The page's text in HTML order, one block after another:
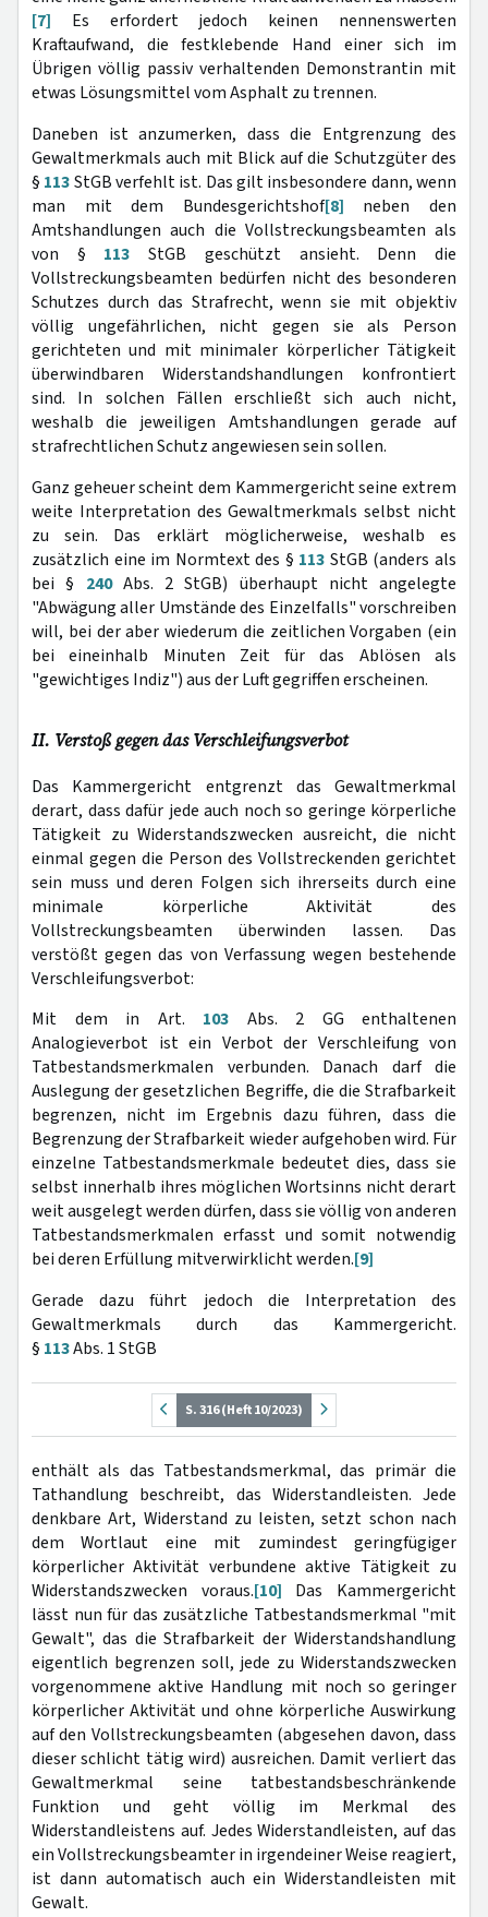
[7] Es erfordert jedoch keinen nennenswerten
Kraftaufwand, die festklebende Hand einer sich im
Übrigen völlig passiv verhaltenden Demonstrantin mit
etwas Lösungsmittel vom Asphalt zu trennen.
Daneben ist anzumerken, dass die Entgrenzung des
Gewaltmerkmals auch mit Blick auf die Schutzgüter des
§ 113StGB verfehlt ist. Das gilt insbesondere dann, wenn
man mit dem Bundesgerichtshof[8] neben den
Amtshandlungen auch die Vollstreckungsbeamten als
von § 113 StGB geschützt ansieht. Denn die
Vollstreckungsbeamten bedürfen nicht des besonderen
Schutzes durch das Strafrecht, wenn sie mit objektiv
völlig ungefährlichen, nicht gegen sie als Person
gerichteten und mit minimaler körperlicher Tätigkeit
überwindbaren Widerstandshandlungen konfrontiert
sind. In solchen Fällen erschließt sich auch nicht,
weshalb die jeweiligen Amtshandlungen gerade auf
strafrechtlichen Schutz angewiesen sein sollen.
Ganz geheuer scheint dem Kammergericht seine extrem
weite Interpretation des Gewaltmerkmals selbst nicht
zu sein. Das erklärt möglicherweise, weshalb es
zusätzlich eine im Normtext des § 113 StGB (anders als
bei § 240Abs. 2 StGB) überhaupt nicht angelegte
"Abwägung aller Umstände des Einzelfalls" vorschreiben
will, bei der aber wiederum die zeitlichen Vorgaben (ein
bei eineinhalb Minuten Zeit für das Ablösen als
"gewichtiges Indiz") aus der Luft gegriffen erscheinen.
II. Verstoß gegen das Verschleifungsverbot
Das Kammergericht entgrenzt das Gewaltmerkmal
derart, dass dafür jede auch noch so geringe körperliche
Tätigkeit zu Widerstandszwecken ausreicht, die nicht
einmal gegen die Person des Vollstreckenden gerichtet
sein muss und deren Folgen sich ihrerseits durch eine
minimale körperliche Aktivität des
Vollstreckungsbeamten überwinden lassen. Das
verstößt gegen das von Verfassung wegen bestehende
Verschleifungsverbot:
Mit dem in Art. 103 Abs. 2 GG enthaltenen
Analogieverbot ist ein Verbot der Verschleifung von
Tatbestandsmerkmalen verbunden. Danach darf die
Auslegung der gesetzlichen Begriffe, die die Strafbarkeit
begrenzen, nicht im Ergebnis dazu führen, dass die
Begrenzung der Strafbarkeit wieder aufgehoben wird. Für
einzelne Tatbestandsmerkmale bedeutet dies, dass sie
selbst innerhalb ihres möglichen Wortsinns nicht derart
weit ausgelegt werden dürfen, dass sie völlig von anderen
Tatbestandsmerkmalen erfasst und somit notwendig
bei deren Erfüllung mitverwirklicht werden.[9]
Gerade dazu führt jedoch die Interpretation des
Gewaltmerkmals durch das Kammergericht.
§ 113Abs. 1 StGB
S. 316 (Heft 10/2023)
enthält als das Tatbestandsmerkmal, das primär die
Tathandlung beschreibt, das Widerstandleisten. Jede
denkbare Art, Widerstand zu leisten, setzt schon nach
dem Wortlaut eine mit zumindest geringfügiger
körperlicher Aktivität verbundene aktive Tätigkeit zu
Widerstandszwecken voraus.[10] Das Kammergericht
lässt nun für das zusätzliche Tatbestandsmerkmal "mit
Gewalt", das die Strafbarkeit der Widerstandshandlung
eigentlich begrenzen soll, jede zu Widerstandszwecken
vorgenommene aktive Handlung mit noch so geringer
körperlicher Aktivität und ohne körperliche Auswirkung
auf den Vollstreckungsbeamten (abgesehen davon, dass
dieser schlicht tätig wird) ausreichen. Damit verliert das
Gewaltmerkmal seine tatbestandsbeschränkende
Funktion und geht völlig im Merkmal des
Widerstandleistens auf. Jedes Widerstandleisten, auf das
ein Vollstreckungsbeamter in irgendeiner Weise reagiert,
ist dann automatisch auch ein Widerstandleisten mit
Gewalt.